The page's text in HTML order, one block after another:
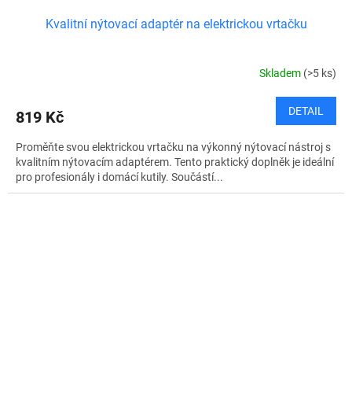
Kvalitní nýtovací adaptér na elektrickou vrtačku
Skladem (>5 ks)
819 Kč DETAIL
Proměňte svou elektrickou vrtačku na výkonný nýtovací nástroj s
kvalitním nýtovacím adaptérem. Tento praktický doplněk je ideální
pro profesionály i domácí kutily. Součástí...